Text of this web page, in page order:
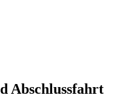
Abschlussfahrt